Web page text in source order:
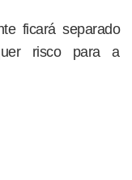
ficará separado
risco para a